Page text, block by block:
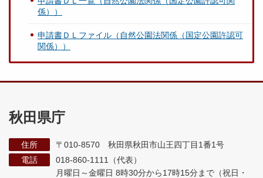
係））
申請書ＤＬファイル（自然公園法関係（国定公園許認可
関係））
秋田県庁
住所
〒010-8570 秋田県秋田市山王四丁目1番1号
電話
018-860-1111（代表）
月曜日～金曜日 8時30分から17時15分まで （祝日・